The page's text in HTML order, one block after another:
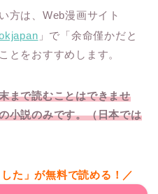
方は、Web漫画サイト
」で「余命僅かだと
とをおすすめします。
まで読むことはできませ
小説のみです。（日本では
た」が無料で読める！／